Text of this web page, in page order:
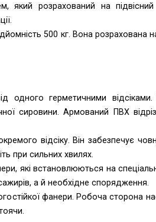
який розрахований на
500 кг. Вона розрахована
герметичними
сировини. Армований ПВХ
відсіку. Він забезпечує
при сильних хвилях.
які встановлюються на
а й необхідне спорядження.
фанери. Робоча сторона